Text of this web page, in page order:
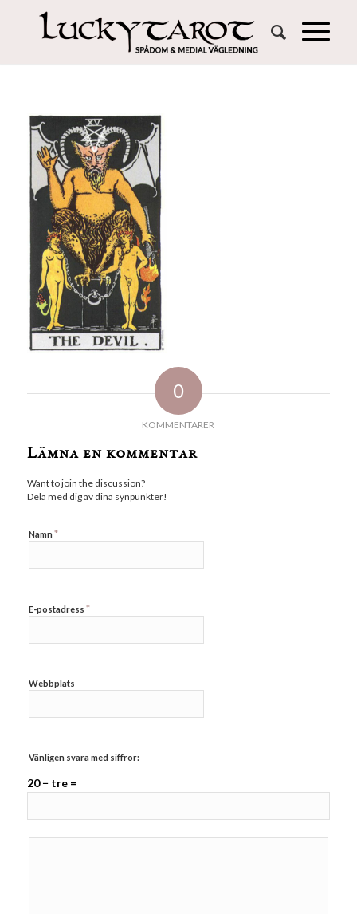
0
KOMMENTARER
Lämna en kommentar
Want to join the discussion?
Dela med dig av dina synpunkter!
Namn *
E-postadress *
Webbplats
Vänligen svara med siffror:
20 − tre =